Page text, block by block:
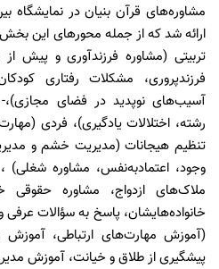
مشاوره‌های قرآن بنیان در نمایشگاه
ارائه شد که از جمله محورهای این
تربیتی (مشاوره فرزندآوری و پیش از
فرزندپروری، مشکلات رفتاری
آسیب‌های نوپدید در فضای مجازی)،-
رشته، اختلالات یادگیری)، فردی
تنظیم هیجانات (مدیریت خشم و
وجود، اعتمادبه‌نفس، مشاوره شغلی)
ملاک‌های ازدواج، مشاوره حقوقی
خانواده‌هایشان، پاسخ به سؤالات
(آموزش مهارت‌های ارتباطی،
پیشگیری از طلاق و خیانت، آموزش